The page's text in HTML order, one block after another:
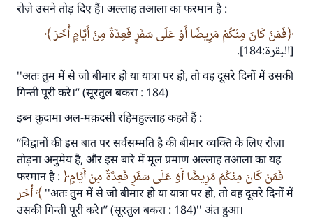
रोज़े उसने तोड़ दिए हैं। अल्लाह तआला का फरमान है :
فَمَنْ كَانَ مِنْكُمْ مَرِيضًا أَوْ عَلَى سَفَرٍ فَعِدَّةٌ مِنْ أَيَّامٍ أُخَرَ
[البقرة:184].
''अतः तुम में से जो बीमार हो या यात्रा पर हो, तो वह दूसरे दिनों में उसकी
गिन्ती पूरी करे।’’ (सूरतुल बकरा : 184)
इब्न क़ुदामा अल-मक़दसी रहिमहुल्लाह कहते हैं :
‘‘विद्वानों की इस बात पर सर्वसम्मति है की बीमार व्यक्ति के लिए रोज़ा
तोड़ना अनुमेय है, और इस बारे में मूल प्रमाण अल्लाह तआला का यह
फरमान है :
فَمَنْ كَانَ مِنْكُمْ مَرِيضًا أَوْ عَلَى سَفَرٍ فَعِدَّةٌ مِنْ أَيَّامٍ
أُخَر
َ ''अतः तुम में से जो बीमार हो या यात्रा पर हो, तो वह दूसरे दिनों में
उसकी गिन्ती पूरी करे।’’ (सूरतुल बकरा : 184)'' अंत हुआ।